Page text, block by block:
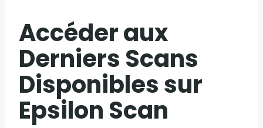
Accéder aux
Derniers Scans
Disponibles sur
Epsilon Scan